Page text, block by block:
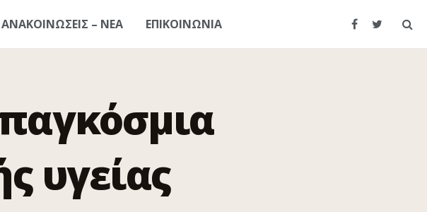
ΑΝΑΚΟΙΝΩΣΕΙΣ – ΝΕΑ ΕΠΙΚΟΙΝΩΝΙΑ
υγείας